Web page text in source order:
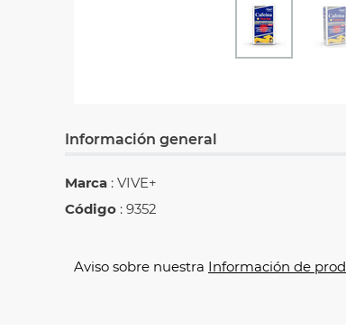
Información general
Marca : VIVE+
Código : 9352
Aviso sobre nuestra Información de